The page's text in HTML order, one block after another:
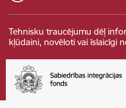
Tehnisku traucējumu dēļ
kļūdaini, novēloti vai īslaicīgi